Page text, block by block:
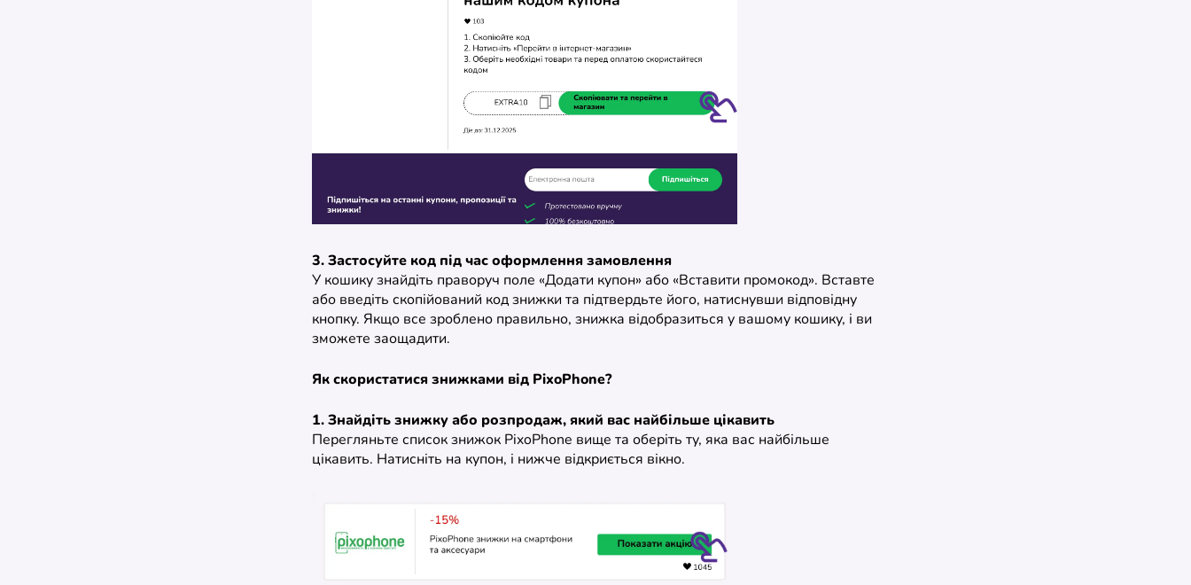
3. Застосуйте код під час оформлення замовлення
У кошику знайдіть праворуч поле «Додати купон» або «Вставити промокод». Вставте
або введіть скопійований код знижки та підтвердьте його, натиснувши відповідну
кнопку. Якщо все зроблено правильно, знижка відобразиться у вашому кошику, і ви
зможете заощадити.
Як скористатися знижками від PixoPhone?
1. Знайдіть знижку або розпродаж, який вас найбільше цікавить
Перегляньте список знижок PixoPhone вище та оберіть ту, яка вас найбільше
цікавить. Натисніть на купон, і нижче відкриється вікно.